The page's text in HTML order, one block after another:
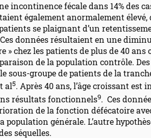
incontinence fécale dans 14% des
également anormalement élevé,
se plaignant d’un
données résultaient en une
» chez les patients de plus de 40 ans
de la population contrôle.
sous-groupe de patients de la
al5. Après 40 ans, l’âge croissant est
résultats fonctionnels9. Ces
de la fonction défécatoire avec
population générale. L’autre
séquelles.